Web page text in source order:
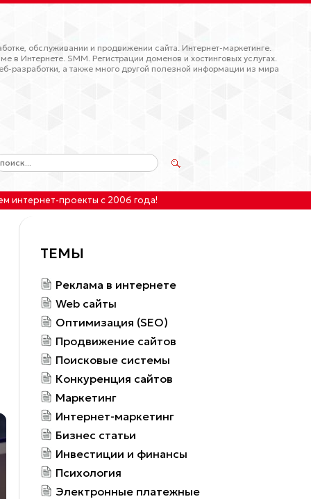
обслуживании и продвижении сайта. Интернет-маркетинге.
в Интернете. SMM. Регистрации доменов и хостинговых услугах.
разработки, а также много другой полезной информации из мира
интернет-проекты с 2006 года!
ТЕМЫ
Реклама в интернете
Web сайты
Оптимизация (SEO)
Продвижение сайтов
Поисковые системы
Конкуренция сайтов
Маркетинг
Интернет-маркетинг
Бизнес статьи
Инвестиции и финансы
Психология
Электронные платежные